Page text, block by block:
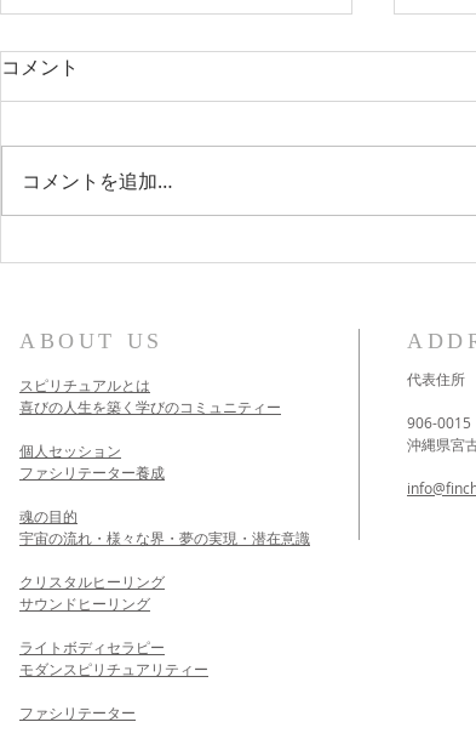
光が流れている
コメント
コメントを追加…
ABOUT US
スピリチュアルとは
喜びの人生を築く学びのコミュニティー
個人セッション​
ファシリテーター養成
魂の目的
宇宙の流れ・様々な界・夢の実現・潜在意識
クリスタルヒーリング
サウンドヒーリング
ライトボディセラピー
モダンスピリチュアリティー
ファシリテーター
代表住所
906-0015
沖縄県宮